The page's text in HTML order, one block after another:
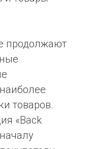
продолжают
товаров.
«Back